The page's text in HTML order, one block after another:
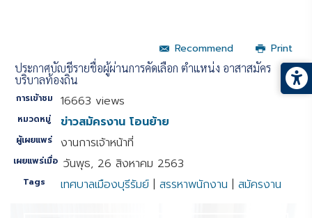
Recommend
Print
ประกาศบัญชีรายชื่อผู้ผ่านการคัดเลือก ตำแหน่ง อาสาสมัคร
บริบาลท้องถิ่น
การเข้าชม 16663 views
หมวดหมู่ ข่าวสมัครงาน โอนย้าย
ผู้เผยแพร่ งานการเจ้าหน้าที่
เผยแพร่เมื่อ วันพุธ, 26 สิงหาคม 2563
Tags เทศบาลเมืองบุรีรัมย์ |สรรหาพนักงาน |สมัครงาน